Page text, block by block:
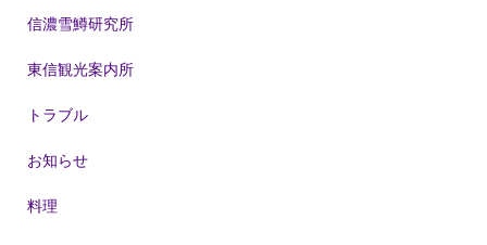
信濃雪鱒研究所
東信観光案内所
トラブル
お知らせ
料理